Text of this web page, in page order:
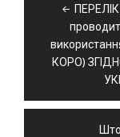
записів
КОРО)